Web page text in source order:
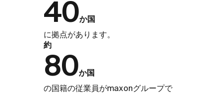
40か国
に拠点があります。
約
80か国
の国籍の従業員がmaxonグループで